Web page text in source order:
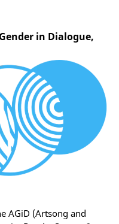
in Dialogue,
AGiD (Artsong and